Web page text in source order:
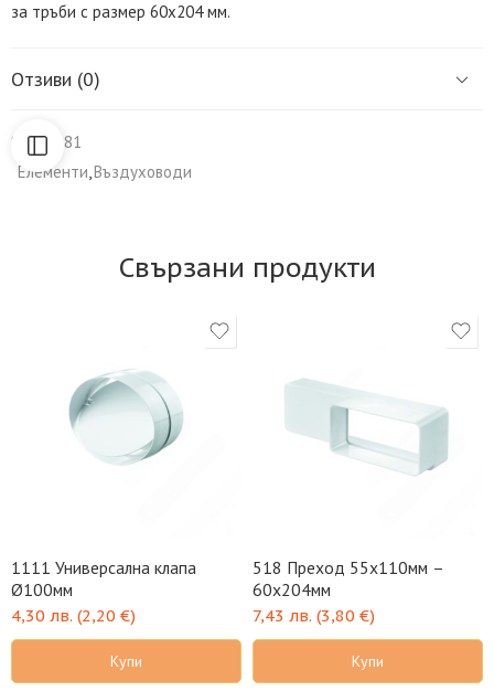
за тръби с размер 60х204 мм.
Отзиви (0)
SKU:8181
Елементи,Въздуховоди
Свързани продукти
1111 Универсална клапа
Ø100мм
4,30 лв. (2,20 €)
Купи
518 Преход 55х110мм –
60х204мм
7,43 лв. (3,80 €)
Купи